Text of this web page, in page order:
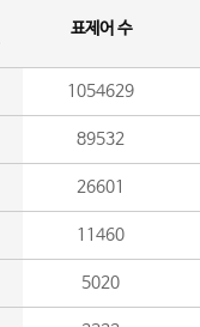
표제어 수
1054629
89532
26601
11460
5020